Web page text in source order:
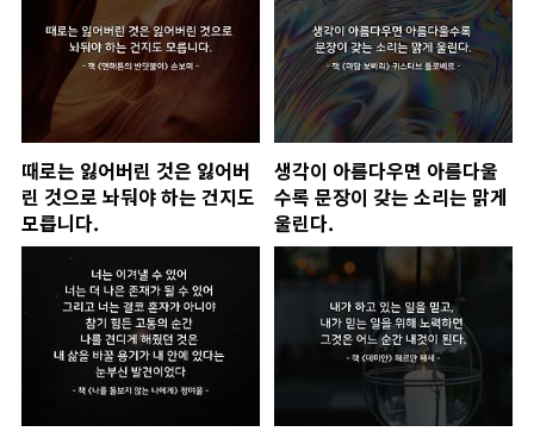
때로는 잃어버린 것은 잃어버
린 것으로 놔둬야 하는 건지도
모릅니다.
생각이 아름다우면 아름다울
수록 문장이 갖는 소리는 맑게
울린다.